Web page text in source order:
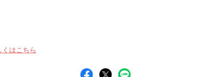
くはこちら